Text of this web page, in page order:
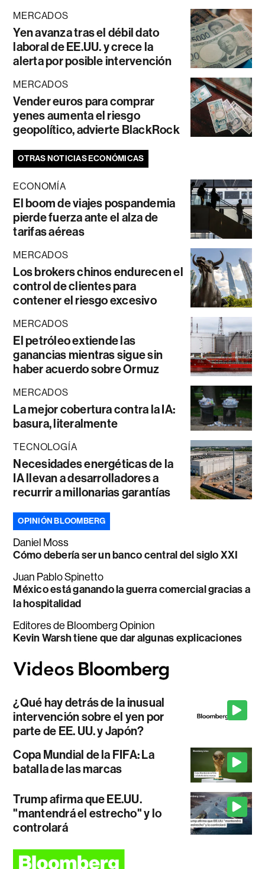
MERCADOS
Yen avanza tras el débil dato
laboral de EE.UU. y crece la
alerta por posible intervención
MERCADOS
Vender euros para comprar
yenes aumenta el riesgo
geopolítico, advierte BlackRock
OTRAS NOTICIAS ECONÓMICAS
ECONOMÍA
El boom de viajes pospandemia
pierde fuerza ante el alza de
tarifas aéreas
MERCADOS
Los brokers chinos endurecen el
control de clientes para
contener el riesgo excesivo
MERCADOS
El petróleo extiende las
ganancias mientras sigue sin
haber acuerdo sobre Ormuz
MERCADOS
La mejor cobertura contra la IA:
basura, literalmente
TECNOLOGÍA
Necesidades energéticas de la
IA llevan a desarrolladores a
recurrir a millonarias garantías
OPINIÓN BLOOMBERG
Daniel Moss
Cómo debería ser un banco central del siglo XXI
Juan Pablo Spinetto
México está ganando la guerra comercial gracias a
la hospitalidad
Editores de Bloomberg Opinion
Kevin Warsh tiene que dar algunas explicaciones
¿Qué hay detrás de la inusual
intervención sobre el yen por
parte de EE. UU. y Japón?
Copa Mundial de la FIFA: La
batalla de las marcas
Trump afirma que EE.UU.
"mantendrá el estrecho" y lo
controlará